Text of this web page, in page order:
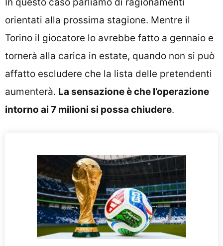
orientati alla prossima stagione. Mentre il
Torino il giocatore lo avrebbe fatto a gennaio e
tornerà alla carica in estate, quando non si può
affatto escludere che la lista delle pretendenti
aumenterà. La sensazione è che l’operazione
intorno ai 7 milioni si possa chiudere.